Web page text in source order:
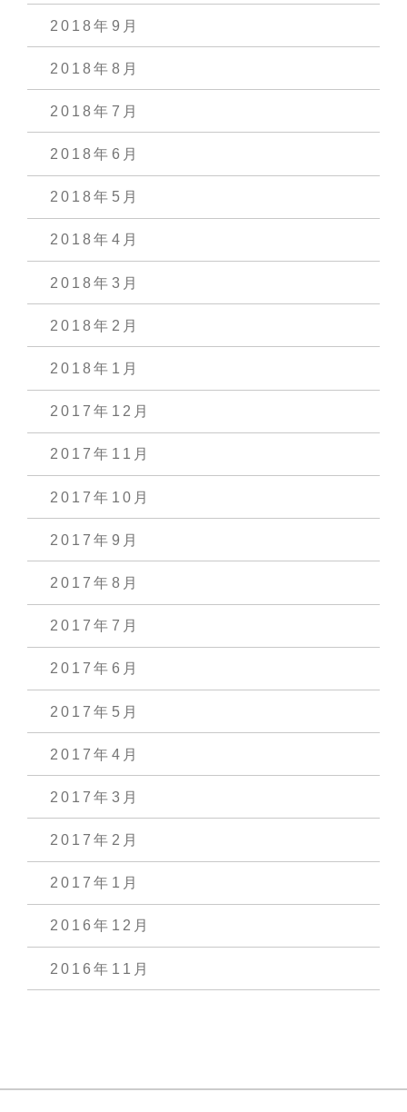
2018年9月
2018年8月
2018年7月
2018年6月
2018年5月
2018年4月
2018年3月
2018年2月
2018年1月
2017年12月
2017年11月
2017年10月
2017年9月
2017年8月
2017年7月
2017年6月
2017年5月
2017年4月
2017年3月
2017年2月
2017年1月
2016年12月
2016年11月